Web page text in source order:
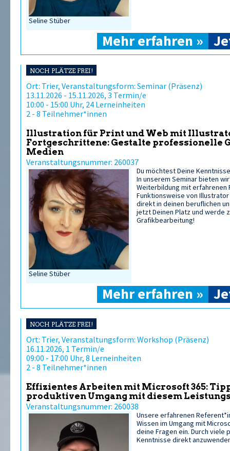
Seline Stüber
Mehr erfahren »
NOCH PLÄTZE FREI!
Ort: Trier, Veranstaltungsform: Seminar (Präsenz)
13.11.2026 - 15.11.2026, 3 Termin/e
10:00 - 15:00 Uhr, 24 Lerneinheiten
2 - 8 Teilnehmer*innen
Illustration für Print und Web mit
Fortgeschrittene: Gestalte professionelle
Medien
Veranstaltungsnummer: 260037
Seline Stüber
Du möchtest Deine
In unserem Seminar bieten
Weiterbildung mit erfahrenen
Funktionsweise von
direkt in deinen beruflichen
jetzt Deinen Platz und werde
Grafikbearbeitung!
Mehr erfahren »
NOCH PLÄTZE FREI!
Ort: Trier, Veranstaltungsform: Workshop (Präsenz)
16.11.2026, 1 Termin/e
09:00 - 17:00 Uhr, 8 Lerneinheiten
2 - 8 Teilnehmer*innen
Effizientes Arbeiten mit Microsoft 365:
produktiven Umgang mit diesem
Veranstaltungsnummer: 260038
Unsere erfahrenen
Wissen im Umgang mit
deine Fragen ein. Durch viele
Kenntnisse direkt